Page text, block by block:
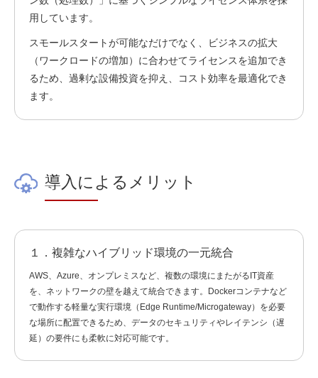
用しています。
スモールスタートが可能なだけでなく、ビジネスの拡大
（ワークロードの増加）に合わせてライセンスを追加でき
るため、過剰な設備投資を抑え、コスト効率を最適化でき
ます。
導入によるメリット
１．複雑なハイブリッド環境の一元統合
AWS、Azure、オンプレミスなど、複数の環境にまたがるIT資産
を、ネットワークの壁を越えて統合できます。Dockerコンテナなど
で動作する軽量な実行環境（Edge Runtime/Microgateway）を必要
な場所に配置できるため、データのセキュリティやレイテンシ（遅
延）の要件にも柔軟に対応可能です。